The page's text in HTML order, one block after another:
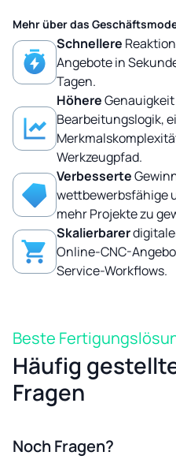
Mehr über das
Schnellere
Angebote in
Tagen.
Höhere
Bearbeitungslogik,
Werkzeugpfad.
Verbesserte
wettbewerbsfähige
mehr Projekte zu
Skalierbarer
Online-CNC-
Service-Workflows.
Beste
Häufig
Fragen
Noch Fragen?